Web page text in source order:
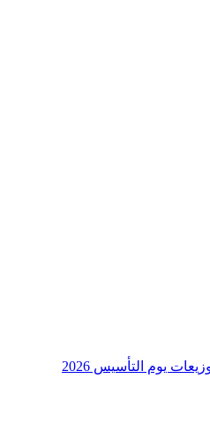
يوم التأسيس 2026